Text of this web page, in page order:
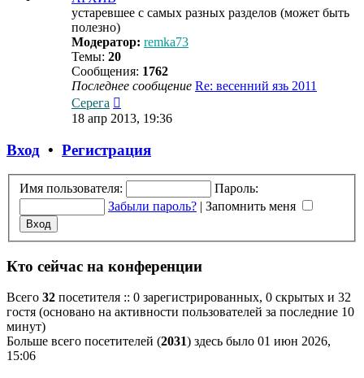
устаревшее с самых разных разделов (может быть
полезно)
Модератор: remka73
Темы: 20
Сообщения: 1762
Последнее сообщение Re: весенний язь 2011
Серега
к
последнему
18 апр 2013, 19:36
Вход • Регистрация
Имя пользователя:
Пароль:
Забыли пароль? | Запомнить меня
Кто сейчас на конференции
Всего 32 посетителя :: 0 зарегистрированных, 0 скрытых и 32
гостя (основано на активности пользователей за последние 10
минут)
Больше всего посетителей (2031) здесь было 01 июн 2026,
15:06